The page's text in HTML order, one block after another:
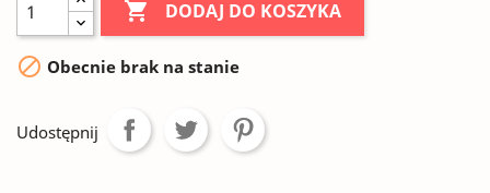
 DODAJ DO KOSZYKA
 Obecnie brak na stanie
Udostępnij